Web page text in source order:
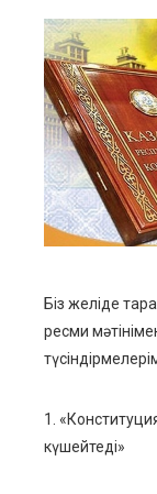
Біз желіде
ресми
1.
күшейтеді»